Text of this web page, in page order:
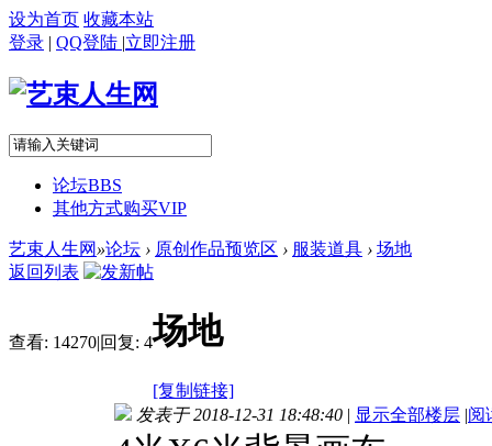
设为首页 收藏本站
登录 | QQ登陆 |立即注册
论坛BBS
其他方式购买VIP
艺束人生网 »论坛 › 原创作品预览区 › 服装道具 › 场地
返回列表
查看: 14270|回复: 4场地
[复制链接]
发表于 2018-12-31 18:48:40 | 显示全部楼层 |阅